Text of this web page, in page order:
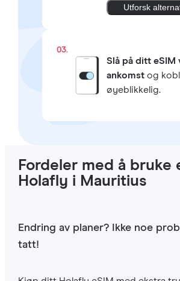
Utforsk
03.
Slå på ditt eSIM
ankomstog
øyeblikkelig.
Fordeler med å bruke
Holafly i Mauritius
Endring av planer? Ikke noe
tatt!